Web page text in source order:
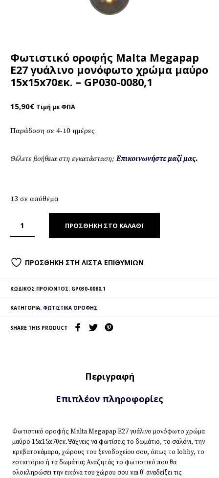
Φωτιστικό οροφής Malta Megapap
E27 γυάλινο μονόφωτο χρώμα μαύρο
15x15x70εκ. – GP030-0080,1
15,90€ Τιμή με ΦΠΑ
Παράδοση σε 4-10 ημέρες
Θέλετε βοήθεια στη εγκατάσταση; Επικοινωνήστε μαζί μας.
13 σε απόθεμα
ΠΡΟΣΘΉΚΗ ΣΤΟ ΚΑΛΆΘΙ
ΠΡΟΣΘΉΚΗ ΣΤΗ ΛΊΣΤΑ ΕΠΙΘΥΜΙΏΝ
ΚΩΔΙΚΌΣ ΠΡΟΪΌΝΤΟΣ: GP030-0080,1
ΚΑΤΗΓΟΡΊΑ: ΦΩΤΙΣΤΙΚΆ ΟΡΟΦΉΣ
SHARE THIS PRODUCT
Περιγραφή
Επιπλέον πληροφορίες
Φωτιστικό οροφής Malta Megapap E27 γυάλινο μονόφωτο χρώμα
μαύρο 15x15x70εκ.Ψάχνεις να φωτίσεις το δωμάτιο, το σαλόνι, την
κρεβατοκάμαρα, χώρους του ξενοδοχείου σου, όπως το lobby, το
εστιατόριο ή τα δωμάτια; Αναζητάς το φωτιστικό που θα
ολοκληρώσει την εικόνα του χώρου σου και θ’ αναδείξει τις